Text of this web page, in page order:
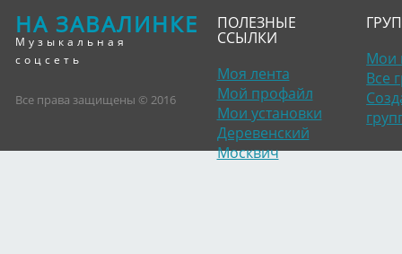
НА ЗАВАЛИНКЕ
Музыкальная
соцсеть
Все права защищены © 2016
ПОЛЕЗНЫЕ
ССЫЛКИ
Моя лента
Мой профайл
Мои установки
Деревенский
Москвич
Мои
Все